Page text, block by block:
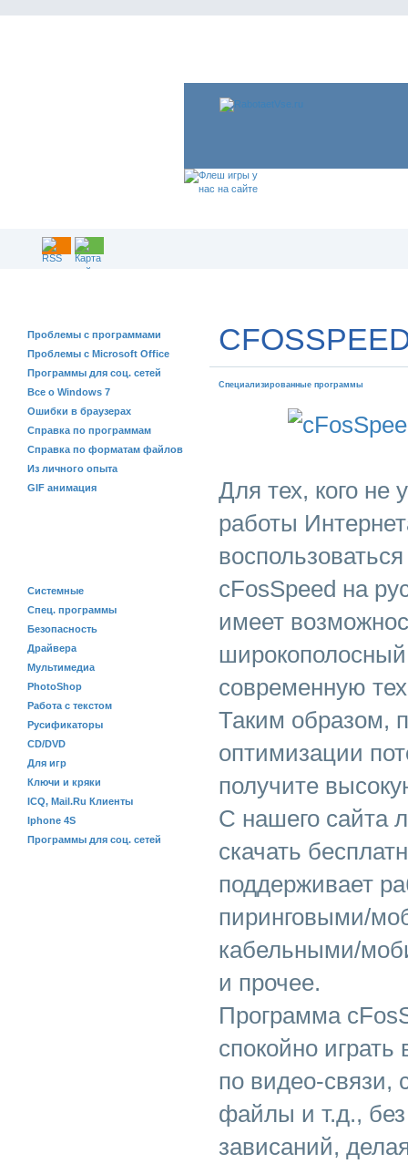
Проблемы с программами
Проблемы с Microsoft Office
Программы для соц. сетей
Все о Windows 7
Ошибки в браузерах
Справка по программам
Справка по форматам файлов
Из личного опыта
GIF анимация
Системные
Спец. программы
Безопасность
Драйвера
Мультимедиа
PhotoShop
Работа с текстом
Русификаторы
CD/DVD
Для игр
Ключи и кряки
ICQ, Mail.Ru Клиенты
Iphone 4S
Программы для соц. сетей
Специализированные программы
Для тех, кого не
работы
cFosSpeed на
имеет
современную
Таким образом,
оптимизации
получите
С нашего сайта
скачать
поддерживает
пиринговыми/
кабельными/
и прочее.
Программа
спокойно
по видео-связи,
файлы и т.д.,
зависаний,